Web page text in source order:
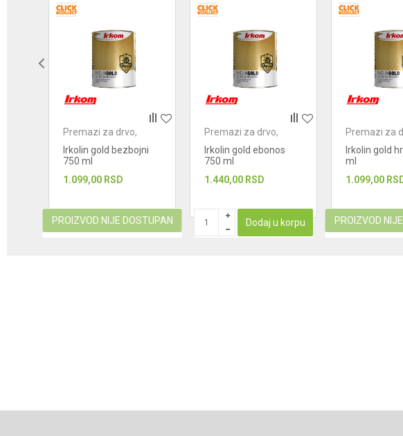
POŠALJI
Premazi za drvo,
Irkolin gold bezbojni
750 ml
1.099,00 RSD
PROIZVOD NIJE DOSTUPAN
Premazi za drvo,
Irkolin gold ebonos
750 ml
1.440,00 RSD
Dodaj u korpu
Premazi za
Irkolin gold
ml
1.099,00
PROIZVOD